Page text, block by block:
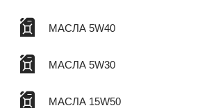
МАСЛА 5W40
МАСЛА 5W30
МАСЛА 15W50